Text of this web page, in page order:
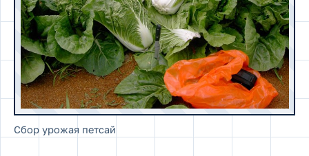
Сбор урожая петсай